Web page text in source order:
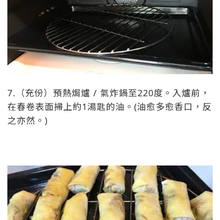
7.（充份）預熱焗爐 / 氣炸鍋至220度。入爐前，
在春卷表面掃上約1湯匙的油。(油愈多愈香口，反
之亦然。)